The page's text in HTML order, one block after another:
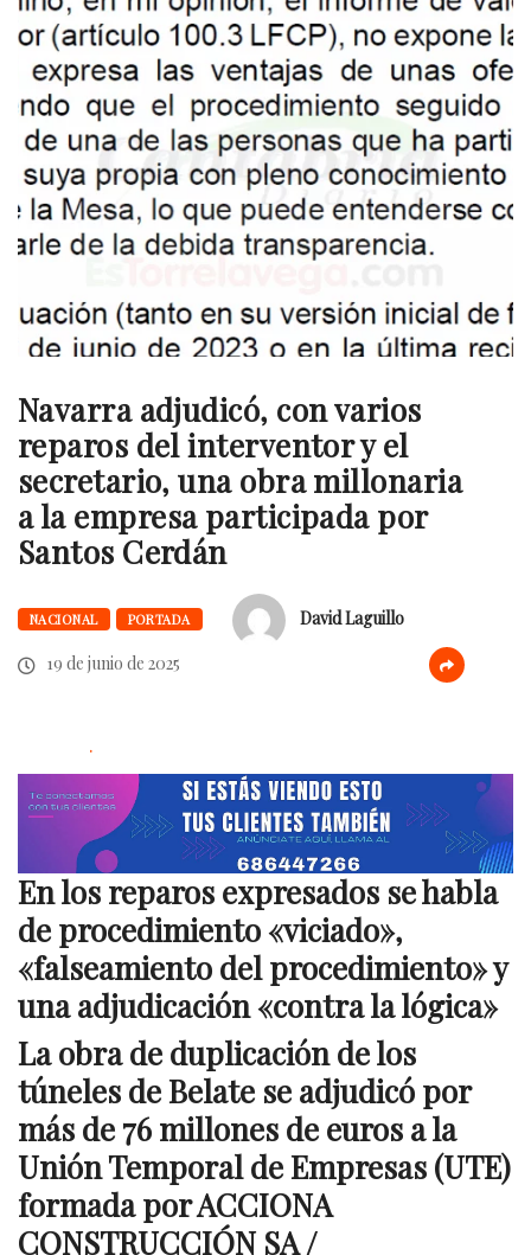
Navarra adjudicó, con varios
reparos del interventor y el
secretario, una obra millonaria
a la empresa participada por
Santos Cerdán
NACIONAL PORTADA
David Laguillo
19 de junio de 2025
.
En los reparos expresados se habla
de procedimiento «viciado»,
«falseamiento del procedimiento» y
una adjudicación «contra la lógica»
La obra de duplicación de los
túneles de Belate se adjudicó por
más de 76 millones de euros a la
Unión Temporal de Empresas (UTE)
formada por ACCIONA
CONSTRUCCIÓN SA /